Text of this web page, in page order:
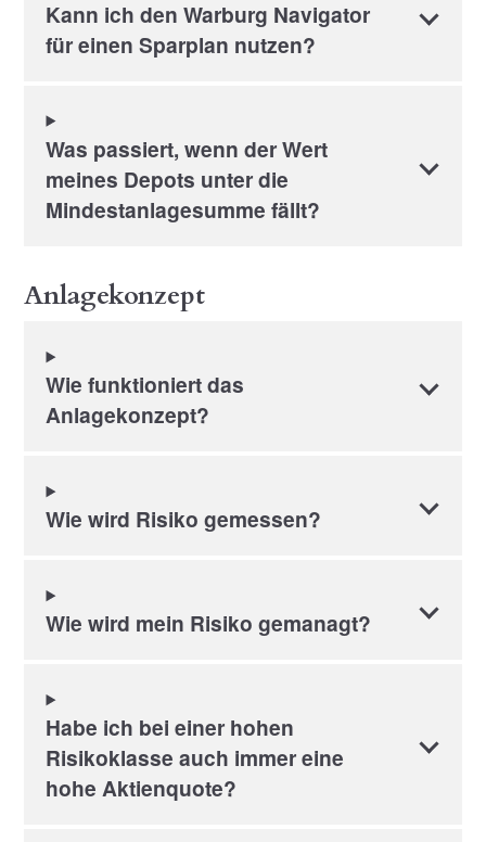
Kann ich den Warburg Navigator
für einen Sparplan nutzen?
Was passiert, wenn der Wert
meines Depots unter die
Mindestanlagesumme fällt?
Anlagekonzept
Wie funktioniert das
Anlagekonzept?
Wie wird Risiko gemessen?
Wie wird mein Risiko gemanagt?
Habe ich bei einer hohen
Risikoklasse auch immer eine
hohe Aktienquote?